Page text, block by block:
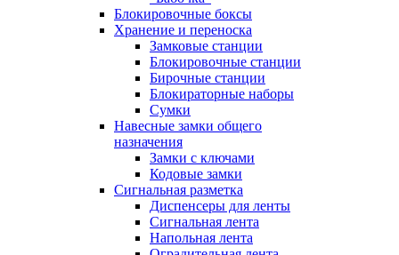
Блокировочные боксы
Хранение и переноска
Замковые станции
Блокировочные станции
Бирочные станции
Блокираторные наборы
Сумки
Навесные замки общего
назначения
Замки с ключами
Кодовые замки
Сигнальная разметка
Диспенсеры для ленты
Сигнальная лента
Напольная лента